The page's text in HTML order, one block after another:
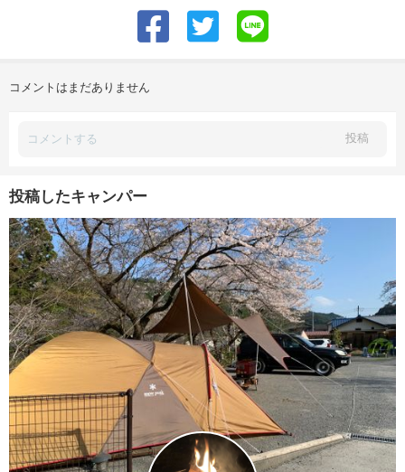
コメントはまだありません
投稿
投稿したキャンパー